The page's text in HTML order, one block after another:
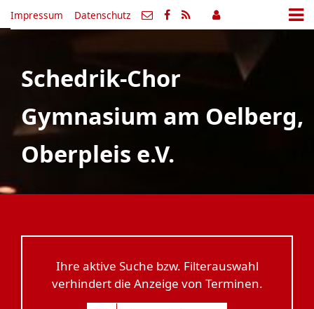
Impressum Datenschutz
Schedrik-Chor
Gymnasium am Oelberg,
Oberpleis e.V.
Ihre aktive Suche bzw. Filterauswahl
verhindert die Anzeige von Terminen.